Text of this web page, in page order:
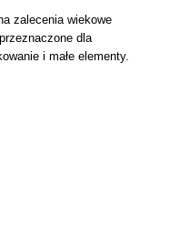
zalecenia wiekowe
dla
i małe elementy.